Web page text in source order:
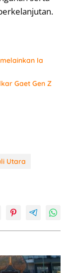
Ia
Gaet Gen Z
Utara